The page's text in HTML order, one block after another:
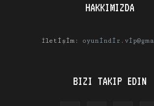
HAKKIMIZDA
İletişim:
BIZI TAKIP EDIN